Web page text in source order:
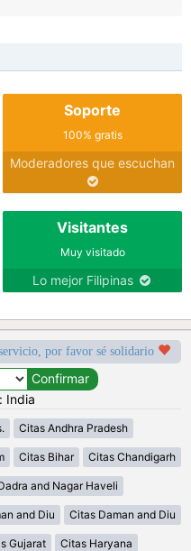
Soporte
100% gratis
Moderadores que escuchan
Visitantes
Muy visitado
Lo mejor Filipinas
por favor sé solidario
India
Citas Andhra Pradesh
Citas Bihar Citas Chandigarh
and Nagar Haveli
and Diu Citas Daman and Diu
Gujarat Citas Haryana